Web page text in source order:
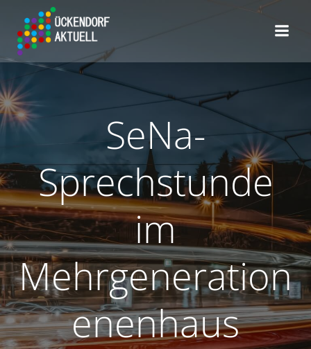
SeNa-
Sprechstunde
im
Mehrgeneration
enenhaus